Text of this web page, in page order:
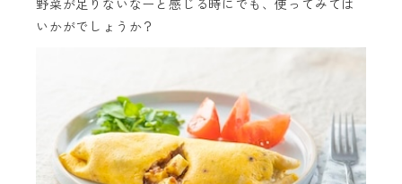
野菜が足りないなーと感じる時にでも、使ってみては
いかがでしょうか？